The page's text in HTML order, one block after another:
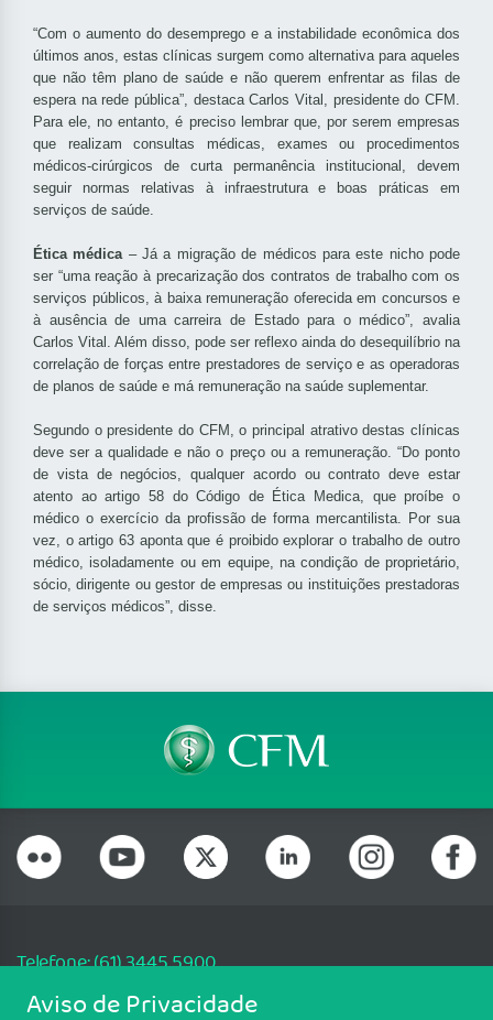
“Com o aumento do desemprego e a instabilidade econômica dos
últimos anos, estas clínicas surgem como alternativa para aqueles
que não têm plano de saúde e não querem enfrentar as filas de
espera na rede pública”, destaca Carlos Vital, presidente do CFM.
Para ele, no entanto, é preciso lembrar que, por serem empresas
que realizam consultas médicas, exames ou procedimentos
médicos-cirúrgicos de curta permanência institucional, devem
seguir normas relativas à infraestrutura e boas práticas em
serviços de saúde.
Ética médica– Já a migração de médicos para este nicho pode
ser “uma reação à precarização dos contratos de trabalho com os
serviços públicos, à baixa remuneração oferecida em concursos e
à ausência de uma carreira de Estado para o médico”, avalia
Carlos Vital. Além disso, pode ser reflexo ainda do desequilíbrio na
correlação de forças entre prestadores de serviço e as operadoras
de planos de saúde e má remuneração na saúde suplementar.
Segundo o presidente do CFM, o principal atrativo destas clínicas
deve ser a qualidade e não o preço ou a remuneração. “Do ponto
de vista de negócios, qualquer acordo ou contrato deve estar
atento ao artigo 58 do Código de Ética Medica, que proíbe o
médico o exercício da profissão de forma mercantilista. Por sua
vez, o artigo 63 aponta que é proibido explorar o trabalho de outro
médico, isoladamente ou em equipe, na condição de proprietário,
sócio, dirigente ou gestor de empresas ou instituições prestadoras
de serviços médicos”, disse.
Telefone: (61) 3445 5900
Email: cfm@portalmedico.org.br
Aviso de Privacidade